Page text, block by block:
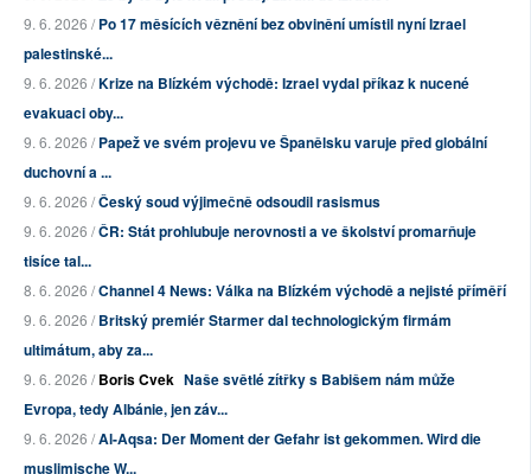
9. 6. 2026 /Po 17 měsících věznění bez obvinění umístil nyní Izrael
palestinské...
9. 6. 2026 /Krize na Blízkém východě: Izrael vydal příkaz k nucené
evakuaci oby...
9. 6. 2026 /Papež ve svém projevu ve Španělsku varuje před globální
duchovní a ...
9. 6. 2026 /Český soud výjimečně odsoudil rasismus
9. 6. 2026 /ČR: Stát prohlubuje nerovnosti a ve školství promarňuje
tisíce tal...
8. 6. 2026 /Channel 4 News: Válka na Blízkém východě a nejisté příměří
9. 6. 2026 /Britský premiér Starmer dal technologickým firmám
ultimátum, aby za...
9. 6. 2026 /Boris Cvek Naše světlé zítřky s Babišem nám může
Evropa, tedy Albánie, jen záv...
9. 6. 2026 /Al-Aqsa: Der Moment der Gefahr ist gekommen. Wird die
muslimische W...